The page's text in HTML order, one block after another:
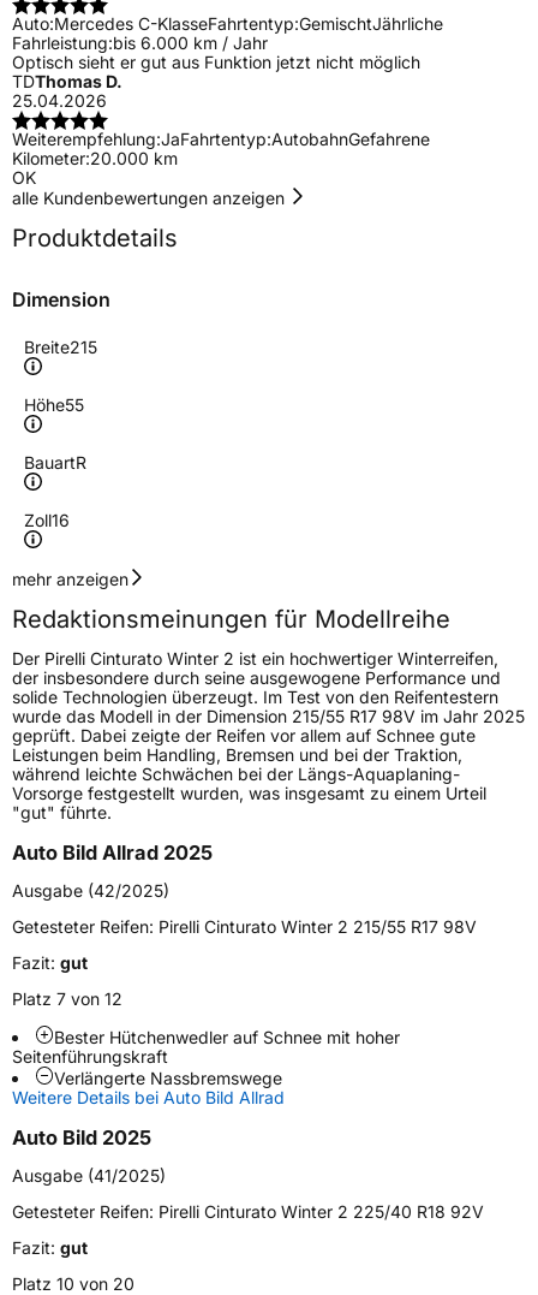
Auto:Mercedes C-KlasseFahrtentyp:GemischtJährliche
Fahrleistung:bis 6.000 km / Jahr
Optisch sieht er gut aus Funktion jetzt nicht möglich
TDThomas D.
25.04.2026
Weiterempfehlung:JaFahrtentyp:AutobahnGefahrene
Kilometer:20.000 km
OK
alle Kundenbewertungen anzeigen
Produktdetails
Dimension
Breite215
Höhe55
BauartR
Zoll16
Geschwindigkeitsindex
Höchstgeschwindigkeit
210 km/h
Lastindex97
Höchstlast730 kg
Gewicht (in kg)9,432 kg
Generelle Merkmale
FahrzeugtypPKW
VerwendungWinterreifen
ModellnameCinturato Winter 2
Fahrzeugart
Weitere Eigenschaften
SchlauchtypTL
ZustandNeureifen
M+SJa
Verstärkt
mehr anzeigen
Redaktionsmeinungen für Modellreihe
Der Pirelli Cinturato Winter 2 ist ein hochwertiger Winterreifen,
der insbesondere durch seine ausgewogene Performance und
solide Technologien überzeugt. Im Test von den Reifentestern
wurde das Modell in der Dimension 215/55 R17 98V im Jahr 2025
geprüft. Dabei zeigte der Reifen vor allem auf Schnee gute
Leistungen beim Handling, Bremsen und bei der Traktion,
während leichte Schwächen bei der Längs-Aquaplaning-
Vorsorge festgestellt wurden, was insgesamt zu einem Urteil
"gut" führte.
Auto Bild Allrad 2025
Ausgabe (42/2025)
Getesteter Reifen: Pirelli Cinturato Winter 2 215/55 R17 98V
Fazit: gut
Platz 7 von 12
Bester Hütchenwedler auf Schnee mit hoher
Seitenführungskraft
Verlängerte Nassbremswege
Weitere Details bei Auto Bild Allrad
Auto Bild 2025
Ausgabe (41/2025)
Getesteter Reifen: Pirelli Cinturato Winter 2 225/40 R18 92V
Fazit: gut
Platz 10 von 20